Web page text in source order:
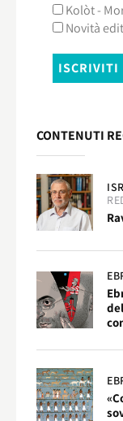
Kolòt -
Novità
CONTENUTI